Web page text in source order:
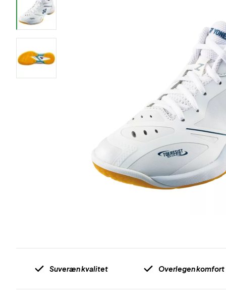
Suveræn kvalitet Overlegen komfort